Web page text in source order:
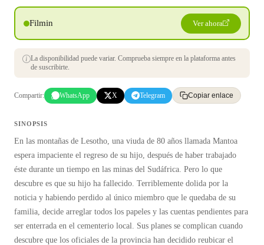
Filmin Ver ahora
La disponibilidad puede variar. Comprueba siempre en la plataforma antes
de suscribirte.
Compartir: WhatsApp X Telegram Copiar enlace
SINOPSIS
En las montañas de Lesotho, una viuda de 80 años llamada Mantoa
espera impaciente el regreso de su hijo, después de haber trabajado
éste durante un tiempo en las minas del Sudáfrica. Pero lo que
descubre es que su hijo ha fallecido. Terriblemente dolida por la
noticia y habiendo perdido al único miembro que le quedaba de su
familia, decide arreglar todos los papeles y las cuentas pendientes para
ser enterrada en el cementerio local. Sus planes se complican cuando
descubre que los oficiales de la provincia han decidido reubicar el